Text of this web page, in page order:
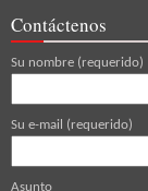
Contáctenos
Su nombre (requerido)
Su e-mail (requerido)
Asunto